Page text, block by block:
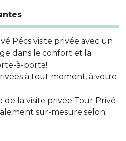
Pécs visite privée avec un
dans le confort et la
à-porte!
à tout moment, à votre
de la visite privée Tour Privé
sur-mesure selon